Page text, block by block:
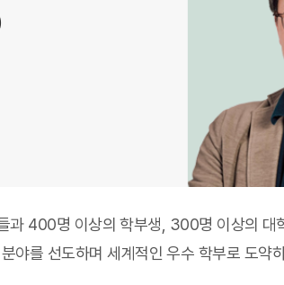
과 400명 이상의 학부생, 300명 이상의 대
야를 선도하며 세계적인 우수 학부로 도약